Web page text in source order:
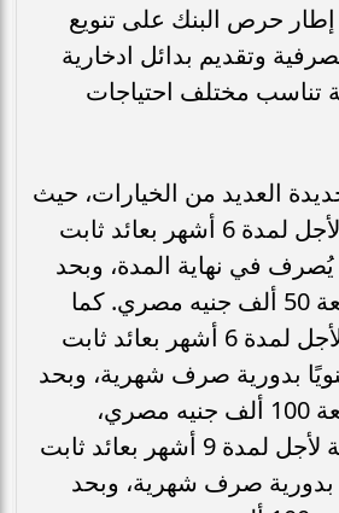
إطار حرص البنك على تنويع
وتقديم بدائل ادخارية
تناسب مختلف احتياجات
العديد من الخيارات، حيث
يقدم البنك وديعة لأجل لمدة 6 أشهر بعائد ثابت
سنويًا يُصرف في نهاية المدة، وبحد
أدنى لإصدار الوديعة 50 ألف جنيه مصري. كما
يوفر البنك وديعة لأجل لمدة 6 أشهر بعائد ثابت
سنويًا بدورية صرف شهرية، وبحد
أدنى لإصدار الوديعة 100 ألف جنيه مصري،
بالإضافة إلى وديعة لأجل لمدة 9 أشهر بعائد ثابت
سنويًا بدورية صرف شهرية، وبحد